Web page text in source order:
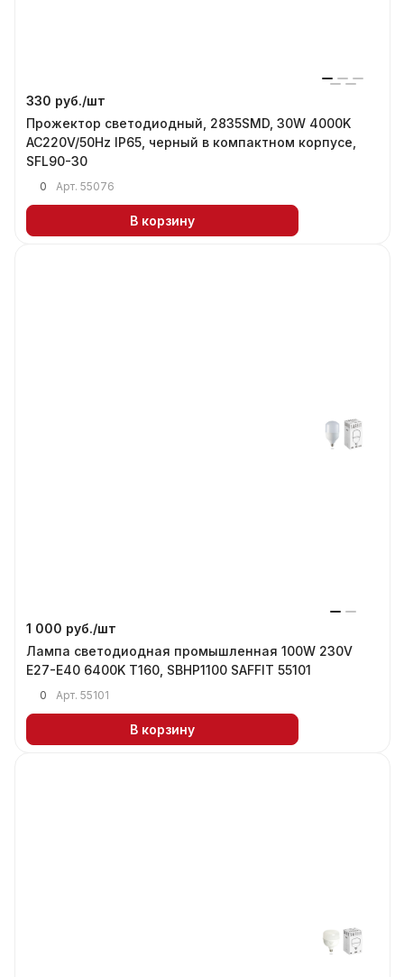
330 руб./шт
Прожектор светодиодный, 2835SMD, 30W 4000K
AC220V/50Hz IP65, черный в компактном корпусе,
SFL90-30
0 Арт. 55076
В корзину
1 000 руб./шт
Лампа светодиодная промышленная 100W 230V
Е27-Е40 6400K T160, SBHP1100 SAFFIT 55101
0 Арт. 55101
В корзину